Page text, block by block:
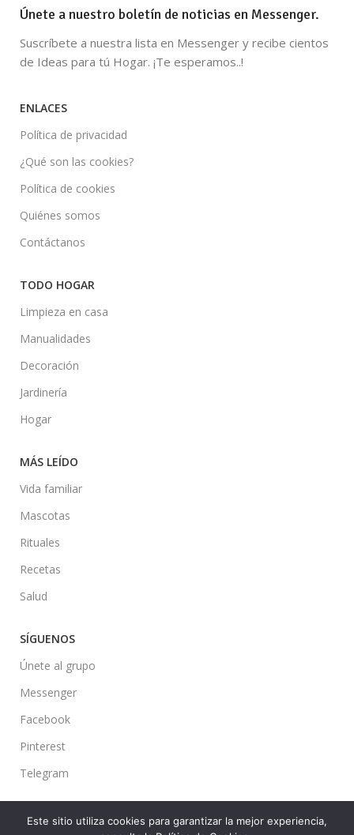
Únete a nuestro boletín de noticias en Messenger.
Suscríbete a nuestra lista en Messenger y recibe cientos
de Ideas para tú Hogar. ¡Te esperamos..!
ENLACES
Política de privacidad
¿Qué son las cookies?
Política de cookies
Quiénes somos
Contáctanos
TODO HOGAR
Limpieza en casa
Manualidades
Decoración
Jardinería
Hogar
MÁS LEÍDO
Vida familiar
Mascotas
Rituales
Recetas
Salud
SÍGUENOS
Únete al grupo
Messenger
Facebook
Pinterest
Telegram
Este sitio utiliza cookies para garantizar la mejor experiencia,